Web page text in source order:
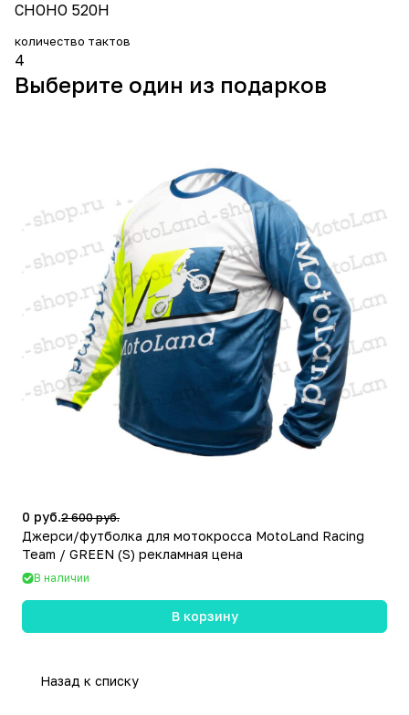
CHOHO 520H
количество тактов
4
Выберите один из подарков
0 руб.2 600 руб.
Джерси/футболка для мотокросса MotoLand Racing
Team / GREEN (S) рекламная цена
В наличии
В корзину
Назад к списку